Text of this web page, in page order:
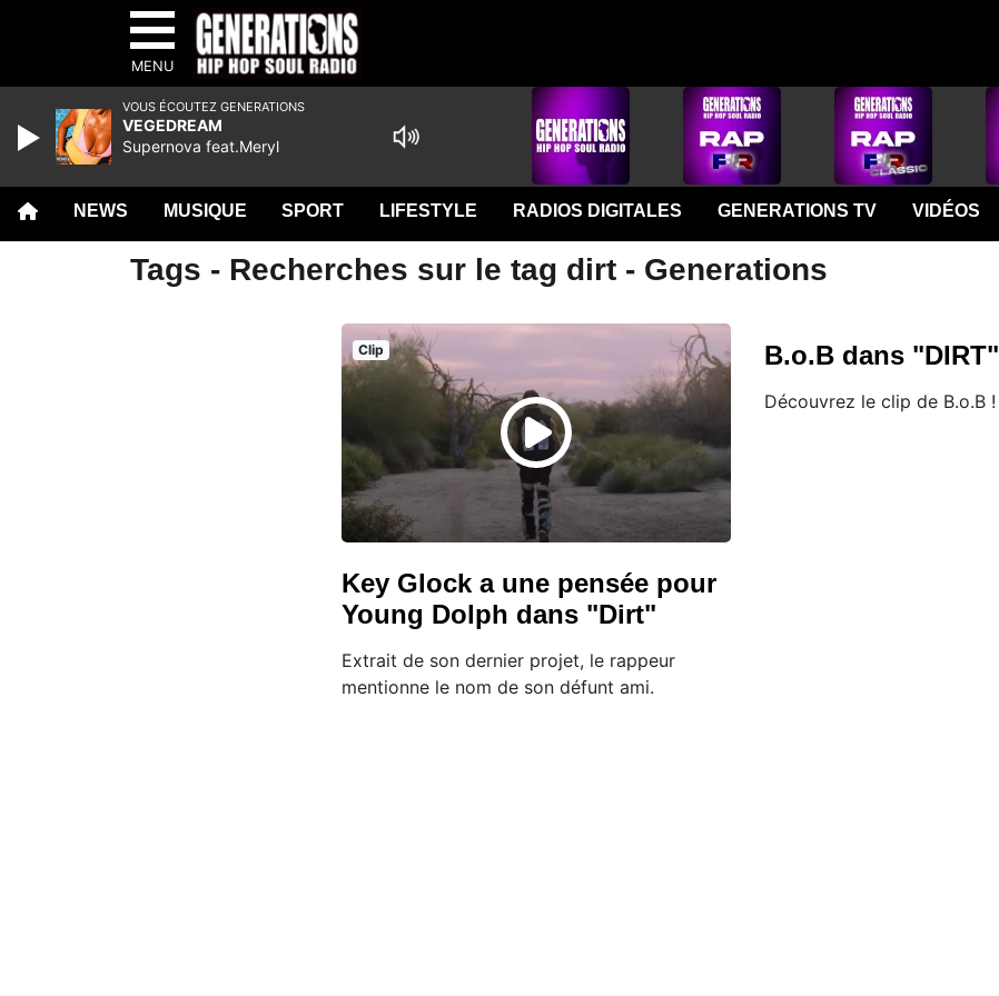
MENU
NEWS MUSIQUE SPORT LIFESTYLE RADIOS DIGITALES GENERATIONS TV VIDÉOS
Tags - Recherches sur le tag dirt - Generations
Clip
Key Glock a une pensée pour
Young Dolph dans "Dirt"
Extrait de son dernier projet, le rappeur
mentionne le nom de son défunt ami.
B.o.B dans "DIRT"
Découvrez le clip de B.o.B !
VOUS ÉCOUTEZ GENERATIONS
VEGEDREAM
Supernova feat.Meryl